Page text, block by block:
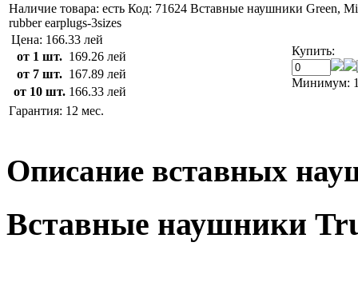
Наличие товара: есть Код: 71624 Вставные наушники Green,
rubber earplugs-3sizes
Цена: 166.33 лей
от 1 шт. 169.26 лей
от 7 шт. 167.89 лей
от 10 шт. 166.33 лей
Купить:
Минимум:
Гарантия: 12 мес.
Описание вставных
Вставные наушники